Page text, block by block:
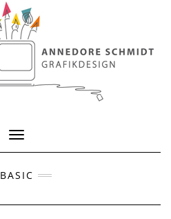
Toggle Navigation
BASIC